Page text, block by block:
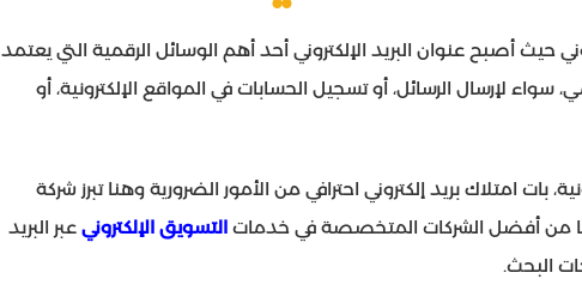
حيث أصبح عنوان البريد الإلكتروني أحد أهم الوسائل الرقمية التي يعتمد
سواء لإرسال الرسائل، أو تسجيل الحسابات في المواقع الإلكترونية، أو
بات امتلاك بريد إلكتروني احترافي من الأمور الضرورية وهنا تبرز شركة
من أفضل الشركات المتخصصة في خدمات التسويق الإلكتروني عبر البريد
البحث.